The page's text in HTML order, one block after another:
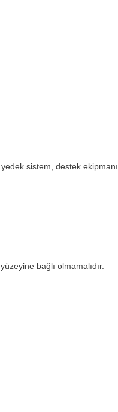
sistem, destek ekipmanı
bağlı olmamalıdır.